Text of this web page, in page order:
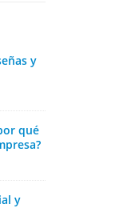
y
qué
y